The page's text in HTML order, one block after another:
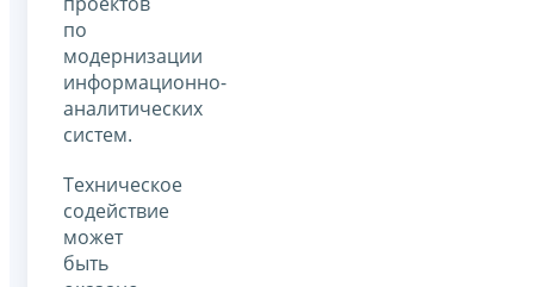
по
модернизации
информационно-
аналитических
систем.
Техническое
содействие
может
быть